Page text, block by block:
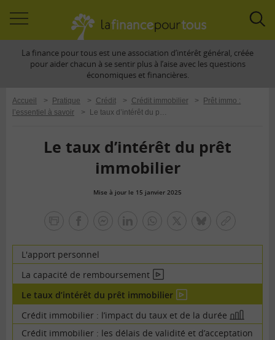
àLa finance pour tous est une association d’intérêt général, créée
pour aider chacun à se sentir plus à l’aise avec les questions
économiques et financières.
Accueil > Pratique > Crédit > Crédit immobilier >
Prêt immo :
l’essentiel à savoir
> Le taux d’intérêt du prêt immobilier
Le taux d’intérêt du prêt
immobilier
Mise à jour le 15 janvier 2025
tous
L'apport personnel
La capacité de remboursementEn
vidéo
Le taux d’intérêt du prêt immobilierEn
vidéo
Crédit immobilier : l’impact du taux et de la durée En
image
Crédit immobilier : les délais de validité et d’acceptation